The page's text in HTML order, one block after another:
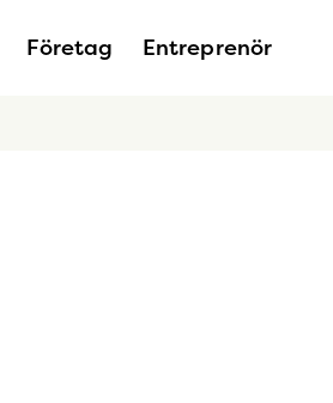
Företag Entreprenör